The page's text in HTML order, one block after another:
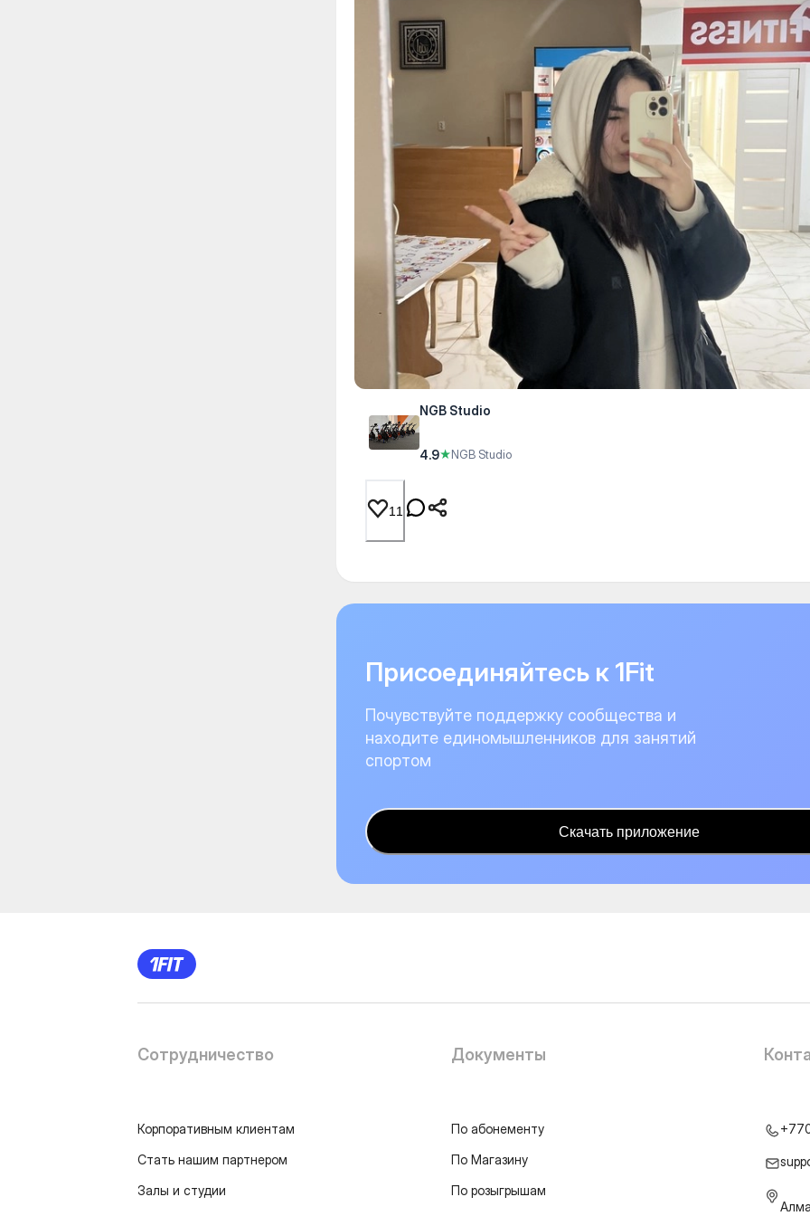
NGB Studio
4.9★NGB Studio
11
Присоединяйтесь к 1Fit
Почувствуйте поддержку сообщества и
находите единомышленников для занятий
спортом
Скачать приложение
Сотрудничество
Корпоративным клиентам
Стать нашим партнером
Залы и студии
Документы
По абонементу
По Магазину
По розыгрышам